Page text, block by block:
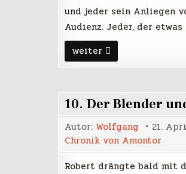
und jeder sein Anliegen
Audienz. Jeder, der
weiter 11.
Audienz
10. Der Blender
Autor: Wolfgang
21.
Chronik von Amontor
Robert drängte bald mit